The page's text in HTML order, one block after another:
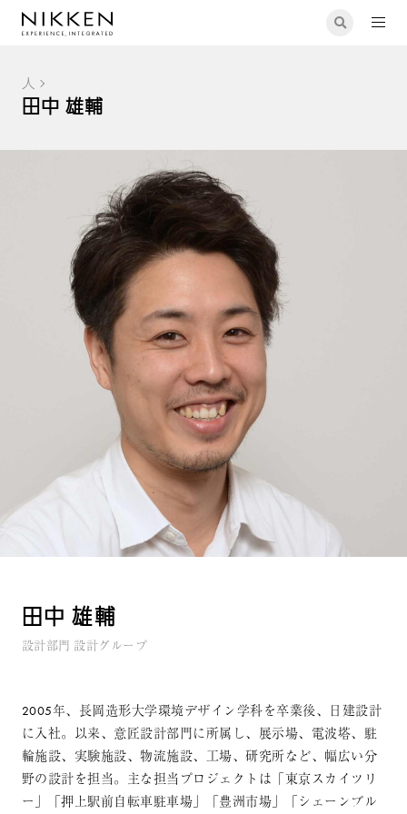
人
田中 雄輔
田中 雄輔
設計部門 設計グループ
2005年、長岡造形大学環境デザイン学科を卒業後、日建設計
に入社。以来、意匠設計部門に所属し、展示場、電波塔、駐
輪施設、実験施設、物流施設、工場、研究所など、幅広い分
野の設計を担当。主な担当プロジェクトは「東京スカイツリ
ー」「押上駅前自転車駐車場」「豊洲市場」「シェーンブル